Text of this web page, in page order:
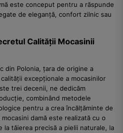
este conceput pentru a răspunde
de eleganță, confort zilnic sau
Calității Mocasinii
din Polonia, țara de origine a
excepționale a mocasinilor
trei decenii, ne dedicăm
combinând metodele
pentru a crea încălțăminte de
damă este realizată cu o
tăierea precisă a pielii naturale, la